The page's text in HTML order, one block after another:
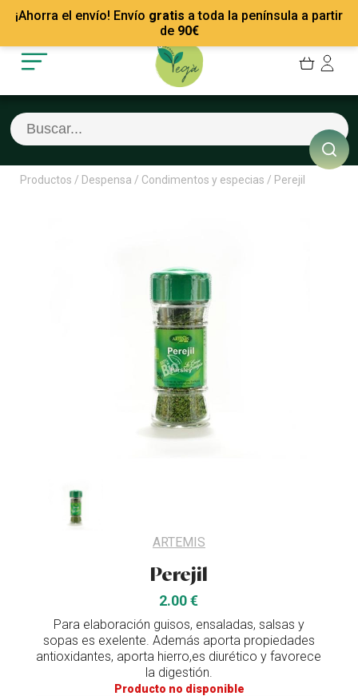
¡Ahorra el envío! Envío gratis a toda la península a partir
de 90€
Mis Pedidos
Mis favoritos
Cerrar sesión
Recetas
Empresas
Contacto
Productos / Despensa / Condimentos y especias / Perejil
ARTEMIS
Perejil
2.00 €
Para elaboración guisos, ensaladas, salsas y
sopas es exelente. Además aporta propiedades
antioxidantes, aporta hierro,es diurético y favorece
la digestión.
Producto no disponible